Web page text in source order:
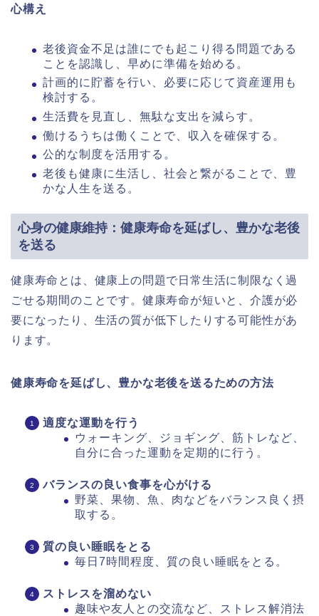
心構え
老後資金不足は誰にでも起こり得る問題である
ことを認識し、早めに準備を始める。
計画的に貯蓄を行い、必要に応じて資産運用も
検討する。
生活費を見直し、無駄な支出を減らす。
働けるうちは働くことで、収入を確保する。
公的な制度を活用する。
老後も健康に生活し、社会と繋がることで、豊
かな人生を送る。
心身の健康維持：健康寿命を延ばし、豊かな老後
を送る
健康寿命とは、健康上の問題で日常生活に制限なく過
ごせる期間のことです。健康寿命が短いと、介護が必
要になったり、生活の質が低下したりする可能性があ
ります。
健康寿命を延ばし、豊かな老後を送るための方法
適度な運動を行う
ウォーキング、ジョギング、筋トレなど、
自分に合った運動を定期的に行う。
バランスの良い食事を心がける
野菜、果物、魚、肉などをバランス良く摂
取する。
質の良い睡眠をとる
毎日7時間程度、質の良い睡眠をとる。
ストレスを溜めない
趣味や友人との交流など、ストレス解消法